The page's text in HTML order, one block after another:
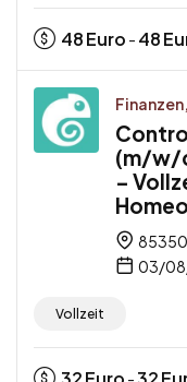
48Euro - 48
(m/w/
–
85350
03/
Vollzeit